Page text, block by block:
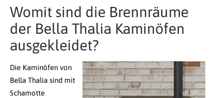
Womit sind die Brennräume
der Bella Thalia Kaminöfen
ausgekleidet?
Die Kaminöfen von
Bella Thalia sind mit
Schamotte